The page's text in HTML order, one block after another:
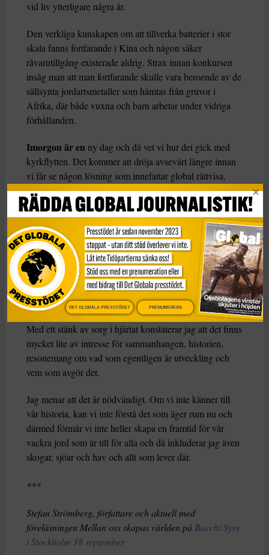
vid liv ytterligare några år.
Den verkliga kunskapen om att tillverka batterier i stor
skala fanns fortfarande i Kina och någon säker
råvarutillgång existerade aldrig. Strax innan konkursen
insåg man att man fortfarande skulle vara beroende av de
sällsynta jordartsmetaller som hämtas från gruvor i
Afrika, där både vuxna och barn arbetar under vidriga
förhållanden.
Imorgon är en ny dag och då vet vi hur det gick med
kyrkflytten. Det kommer att dröja avsevärt längre innan
vi får se någon lösning som innefattar global rättvisa,
fred och en natur med biologisk mångfald.
När järnvägen en gång anlades i norr fanns det
banvaktarstugor var femte kilometer för att säkra
transporterna och de stationshus som restes var både
vackra och fyllda av människor som tillhandahöll såväl
biljetter som kaffe och möjligheter till övernattning.
Idag…
Med ett stänk av sorg i hjärtat konstaterar jag att det finns
mycket lite av intresse för sammanhangen, historien,
resonemang om vad som egentligen är utveckling och
vem som avgör det.
Jag menar att det är nödvändigt. Om vi inte känner till
vår historia, kan vi inte förstå det som äger rum nu och
därmed förmår vi inte heller skapa en framtid för vår
vackra jord som är till för alla och då inkluderar jag även
skogar, sjöar och hav och allt som lever där.
***
Stefan Strömberg, författare och aktuell med
föreläsningen Mellan oss skapas världen på Bacchi Syre
i Stockholm 18 september
DET GLOBALA PRESSTÖDET PRENUMERERA